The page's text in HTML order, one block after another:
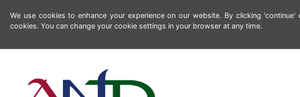
We use cookies to enhance your experience on our website. By clicking
cookies. You can change your cookie settings in your browser at any time.